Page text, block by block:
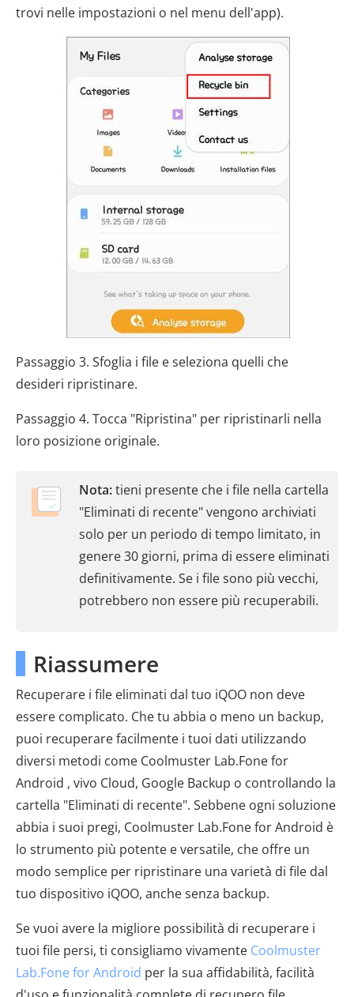
trovi nelle impostazioni o nel menu dell'app).
Passaggio 3. Sfoglia i file e seleziona quelli che
desideri ripristinare.
Passaggio 4. Tocca "Ripristina" per ripristinarli nella
loro posizione originale.
Nota:tieni presente che i file nella cartella
"Eliminati di recente" vengono archiviati
solo per un periodo di tempo limitato, in
genere 30 giorni, prima di essere eliminati
definitivamente. Se i file sono più vecchi,
potrebbero non essere più recuperabili.
Riassumere
Recuperare i file eliminati dal tuo iQOO non deve
essere complicato. Che tu abbia o meno un backup,
puoi recuperare facilmente i tuoi dati utilizzando
diversi metodi come Coolmuster Lab.Fone for
Android , vivo Cloud, Google Backup o controllando la
cartella "Eliminati di recente". Sebbene ogni soluzione
abbia i suoi pregi, Coolmuster Lab.Fone for Android è
lo strumento più potente e versatile, che offre un
modo semplice per ripristinare una varietà di file dal
tuo dispositivo iQOO, anche senza backup.
Se vuoi avere la migliore possibilità di recuperare i
tuoi file persi, ti consigliamo vivamente Coolmuster
Lab.Fone for Android per la sua affidabilità, facilità